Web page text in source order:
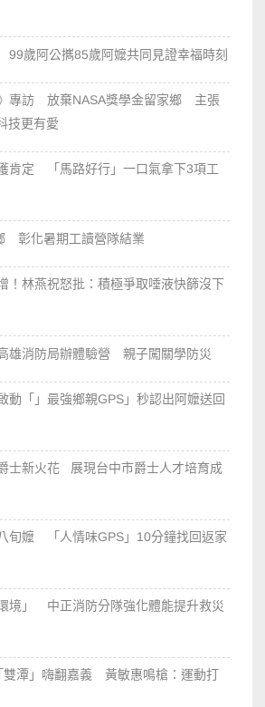
歲阿公𢹂85歲阿嬤共同見證幸福時刻
專訪 放棄NASA獎學金留家鄉 主張
技更有愛
肯定 「馬路好行」一口氣拿下3項工
彰化暑期工讀營隊結業
！林燕祝怒批：積極爭取唾液快篩沒下
雄消防局辦體驗營 親子闖關學防災
動「」最強鄉親GPS」秒認出阿嬤送回
士新火花 展現台中市爵士人才培育成
旬嬤 「人情味GPS」10分鐘找回返家
境」 中正消防分隊強化體能提升救災
雙潭」嗨翻嘉義 黃敏惠鳴槍：運動打